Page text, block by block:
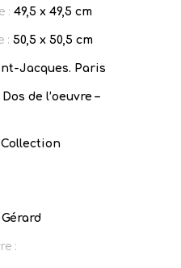
: 49,5 x 49,5 cm
: 50,5 x 50,5 cm
Jacques. Paris
de l’oeuvre –
Collection
: